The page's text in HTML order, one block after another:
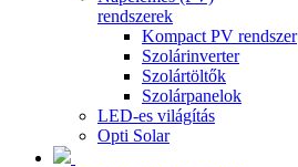
rendszerek
Kompact PV rendszer
Szolárinverter
Szolártöltők
Szolárpanelok
LED-es világítás
Opti Solar